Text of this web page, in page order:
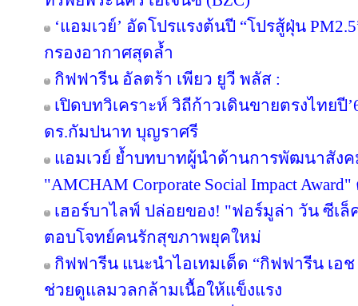
‘แอมเวย์’ อัดโปรแรงต้นปี “โปรสู้ฝุ่น
กรองอากาศสุดล้ำ
กิฟฟารีน อัลตร้า เพียว ยูวี พลัส :
เปิดบทวิเคราะห์ วิถีก้าวเดินขายตรงไทยปี
ดร.กัมปนาท บุญราศรี
แอมเวย์ ย้ำบทบาทผู้นำด้านการพัฒนาสังค
"AMCHAM Corporate Social Impact
เฮอร์บาไลฟ์ ปล่อยของ! "ฟอร์มูล่า วัน ซีเ
ตอบโจทย์คนรักสุขภาพยุคใหม่
กิฟฟารีน แนะนำไอเทมเด็ด “กิฟฟารีน เอ
ช่วยดูแลมวลกล้ามเนื้อให้แข็งแรง